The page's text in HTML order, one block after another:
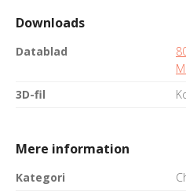
Downloads
Datablad
3D-fil
Mere information
Kategori